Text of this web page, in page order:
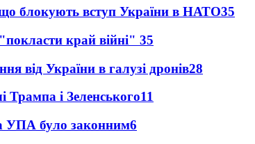
блокують вступ України в НАТО35
край війні" 35
від України в галузі дронів28
Трампа і Зеленського11
УПА було законним6